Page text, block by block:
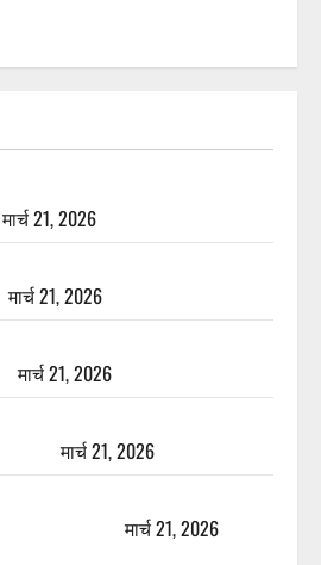
मार्च 21, 2026
मार्च 21, 2026
मार्च 21, 2026
मार्च 21, 2026
मार्च 21, 2026